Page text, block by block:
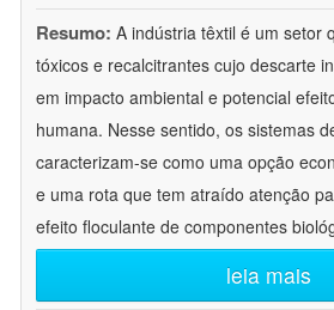
Resumo: A indústria têxtil é um setor
tóxicos e recalcitrantes cujo descarte
em impacto ambiental e potencial
humana. Nesse sentido, os sistemas
caracterizam-se como uma opção
e uma rota que tem atraído atenção
efeito floculante de componentes
leia mais